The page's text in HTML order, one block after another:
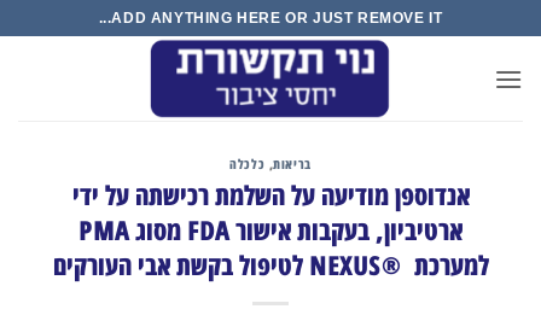
content
ADD ANYTHING HERE OR JUST REMOVE IT...
בריאות, כלכלה
אנדוספן מודיעה על השלמת רכישתה על ידי
ארטיביון, בעקבות אישור FDA מסוג PMA
למערכת NEXUS® ‎ לטיפול בקשת אבי העורקים